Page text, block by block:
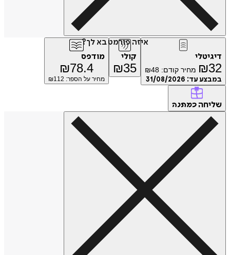
איזה פורמט בא לך?
דיגיטלי
₪32 מחיר קודם: ₪48
במבצע עד: 31/08/2026
קולי
₪35
מודפס
₪78.4
מחיר על הספר: ₪ 112
שליחה כמתנה